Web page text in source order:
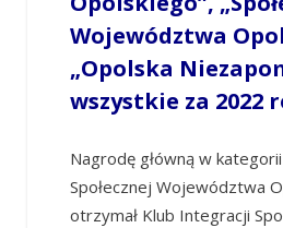
Województwa
„Opolska
wszystkie za 2022
Nagrodę główną w
Społecznej Województwa
otrzymał Klub Integracji